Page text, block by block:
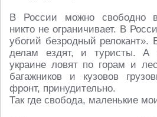
В России можно свободно
никто не ограничивает. В
убогий безродный релокант».
делам ездят, и туристы. А
украине ловят по горам и
багажников и кузовов
фронт, принудительно.
Так где свобода, маленькие